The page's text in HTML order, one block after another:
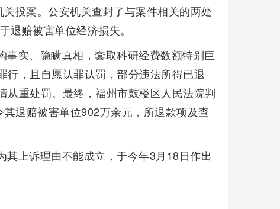
投案。公安机关查封了与案件相关的两处
退赔被害单位经济损失。
实、隐瞒真相，套取科研经费数额特别巨
，且自愿认罪认罚，部分违法所得已退
重处罚。最终，福州市鼓楼区人民法院判
退赔被害单位902万余元，所退款项及查
上诉理由不能成立，于今年3月18日作出